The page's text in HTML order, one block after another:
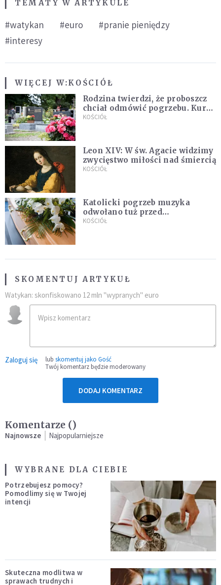
TEMATY W ARTYKULE
#watykan #euro
#pranie pieniędzy
#interesy
WIĘCEJ W:KOŚCIÓŁ
Rodzina twierdzi, że proboszcz
chciał odmówić pogrzebu. Kuria
zapowiada wyjaśnienia
KOŚCIÓŁ
Leon XIV: W św. Agacie widzimy
zwycięstwo miłości nad śmiercią
KOŚCIÓŁ
Katolicki pogrzeb muzyka
odwołano tuż przed
uroczystością. Powodem była
KOŚCIÓŁ
SKOMENTUJ ARTYKUŁ
Watykan: skonfiskowano 12 mln "wypranych" euro
Zaloguj się lub skomentuj jako Gość
Twój komentarz będzie moderowany
DODAJ KOMENTARZ
Komentarze ()
Najnowsze Najpopularniejsze
WYBRANE DLA CIEBIE
Potrzebujesz pomocy?
Pomodlimy się w Twojej
intencji
Skuteczna modlitwa w
sprawach trudnych i